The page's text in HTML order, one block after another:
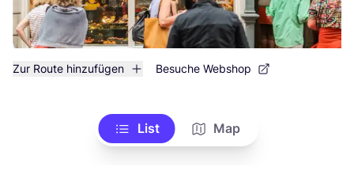
Zur Route hinzufügen Besuche Webshop
List Map